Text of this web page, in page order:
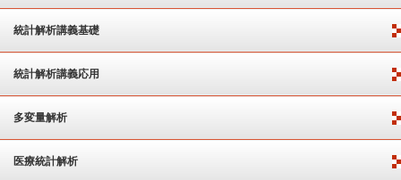
統計解析講義基礎
統計解析講義応用
多変量解析
医療統計解析